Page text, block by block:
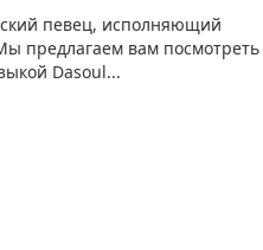
певец, исполняющий
предлагаем вам посмотреть
Dasoul...